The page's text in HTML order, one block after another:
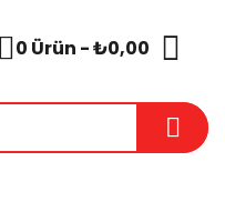
0 Ürün - ₺0,00